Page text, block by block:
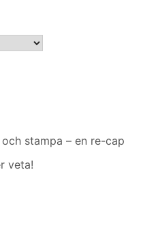
stampa – en re-cap
veta!